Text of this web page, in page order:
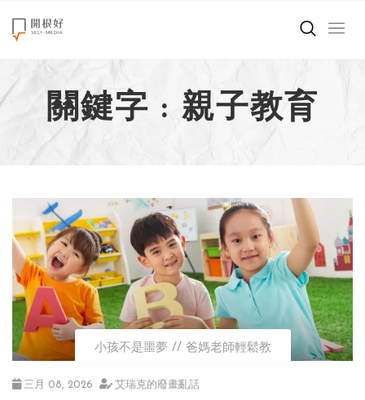
來點正能量
世界在想什麼
創造美好生活
職場商業經濟
影片專區
關於我們
關鍵字 : 親子教育
小孩不是噩夢 爸媽老師輕鬆教
三月 08, 2026 艾瑞克的廢畫亂話